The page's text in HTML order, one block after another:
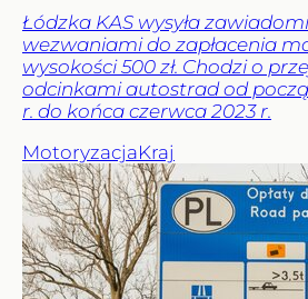
Łódzka KAS wysyła
wezwaniami do zapłacenia
wysokości 500 zł. Chodzi o
odcinkami autostrad od
r. do końca czerwca 2023 r.
MotoryzacjaKraj